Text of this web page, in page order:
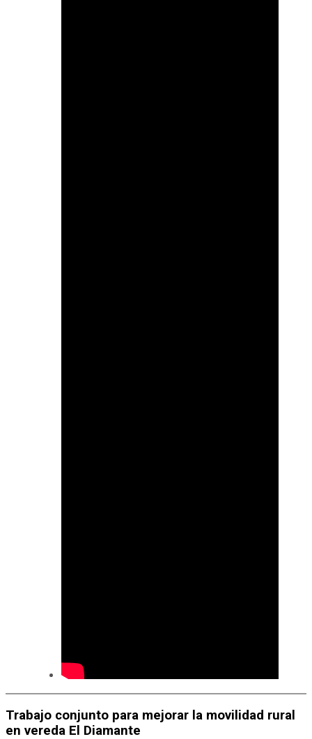
Trabajo conjunto para mejorar la movilidad rural
en vereda El Diamante